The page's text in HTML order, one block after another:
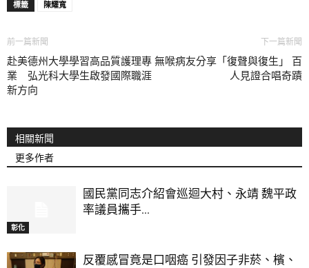
標籤 陳耀寬
前一篇新聞
赴美德州大學學習高品質護理專
業 弘光科大學生啟發國際職涯
新方向
下一篇新聞
無喉病友分享「復聲與復生」 百
人見證合唱奇蹟
相關新聞
更多作者
彰化
國民黨同志介紹會巡迴大村、永靖 魏平政
率議員攜手...
反覆感冒竟是口咽癌 引發因子非菸、檳、